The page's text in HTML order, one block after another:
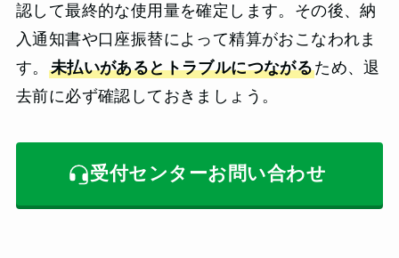
認して最終的な使用量を確定します。その後、納
入通知書や口座振替によって精算がおこなわれま
す。 未払いがあるとトラブルにつながるため、退
去前に必ず確認しておきましょう。
受付センターお問い合わせ